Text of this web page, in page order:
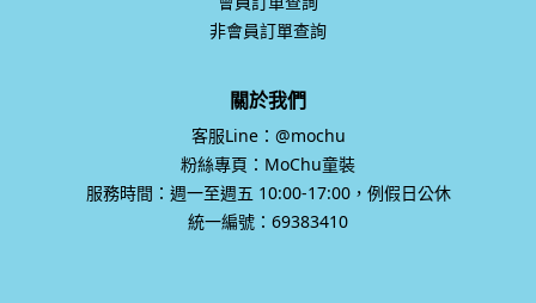
非會員訂單查詢
關於我們
客服Line：@mochu
粉絲專頁：MoChu童裝
服務時間：週一至週五 10:00-17:00，例假日公休
統一編號：69383410